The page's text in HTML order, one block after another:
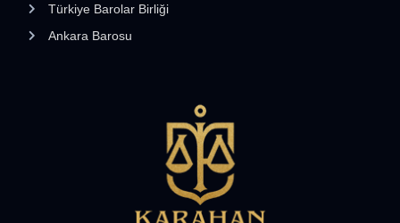
Türkiye Barolar Birliği
Ankara Barosu